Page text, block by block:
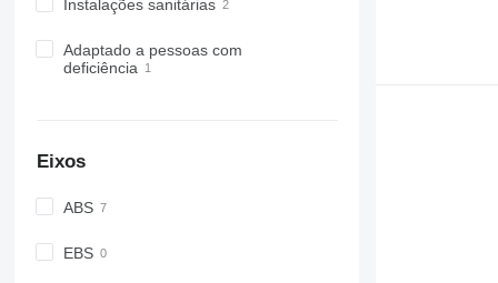
Instalações sanitárias
Adaptado a pessoas com
deficiência
Eixos
ABS
EBS